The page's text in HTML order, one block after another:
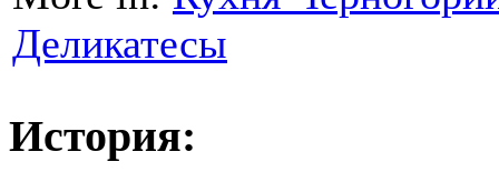
Деликатесы
История: